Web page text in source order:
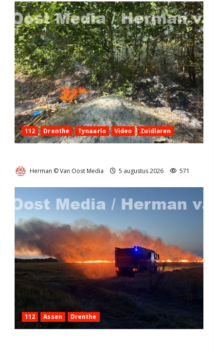
112 Drenthe Tynaarlo Video Zuidlaren
Herman © Van Oost Media 5 augustus 2026 571
112 Assen Drenthe